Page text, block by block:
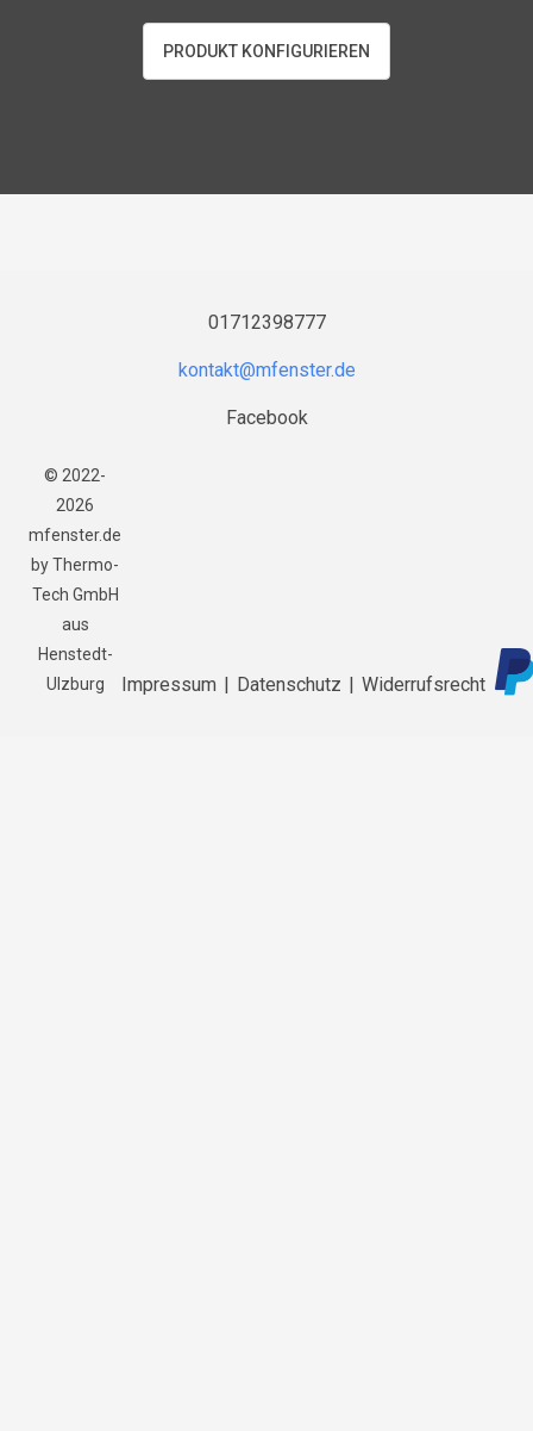
PRODUKT KONFIGURIEREN
01712398777
Facebook
© 2022-
2026
mfenster.de
by Thermo-
Tech GmbH
aus
Henstedt-
Ulzburg
Impressum | Datenschutz | Widerrufsrecht